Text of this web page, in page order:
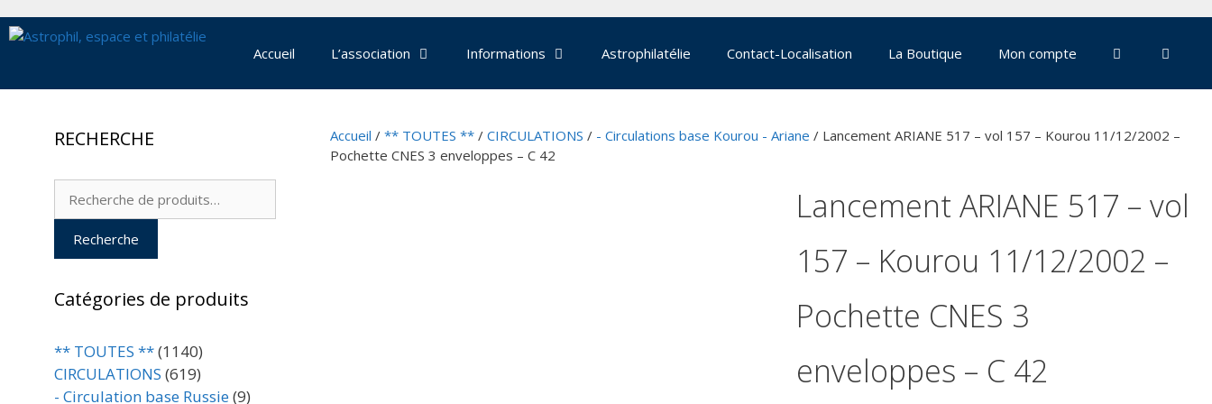
au
Accueil L’association Informations Astrophilatélie Contact-Localisation La Boutique Mon compte
Accueil / ** TOUTES ** / CIRCULATIONS / - Circulations base Kourou - Ariane / Lancement ARIANE 517 – vol 157 – Kourou 11/12/2002 –
Pochette CNES 3 enveloppes – C 42
Lancement ARIANE 517 – vol
157 – Kourou 11/12/2002 –
Pochette CNES 3
enveloppes – C 42
RECHERCHE
Recherche
Recherche
Catégories de produits
** TOUTES **(1140)
CIRCULATIONS (619)
- Circulation base Russie(9)